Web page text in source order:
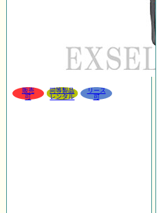
販売
可
同等製品
レンタル
リース
可